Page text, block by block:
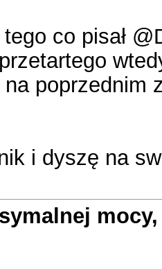
co pisał
poprzednim
i dyszę na